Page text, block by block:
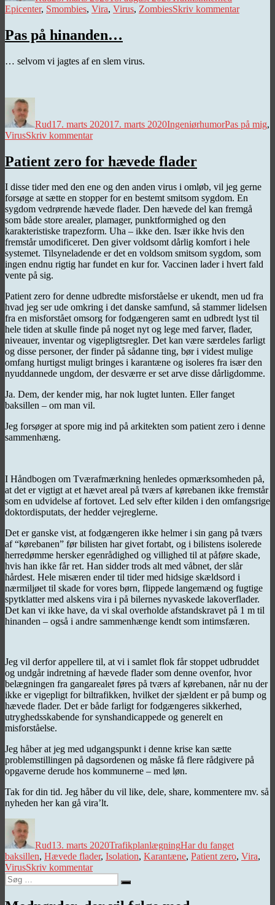
Epicenter, Smombies, Vira, Virus, ZombiesSkriv kommentartil
Pas på hinanden…
… selvom vi jagtes af en slem virus.
Rud17. marts 202017. marts 2020IngeniørhumorPas på mig,
VirusSkriv kommentartil
hinanden…
Patient zero for hævede flader
I disse tider med den ene og den anden virus i omløb, vil jeg gerne
forsøge at sætte en stopper for en bestemt smitsom sygdom. En
sygdom vedrørende hævede flader. Den hævede del kan fremgå
som både store arealer, plamager, punktformighed og den
karakteristiske trapezform. Uha – ikke den. Især ikke hvis den
fremstår umodificeret. Den giver voldsomt dårlig komfort i hele
systemet. Tilsyneladende er det en voldsom smitsom sygdom, som
ingen endnu rigtig har fundet en kur for. Vaccinen lader i hvert fald
vente på sig.
Patient zero for denne udbredte misforståelse er ukendt, men ud fra
hvad jeg ser ude omkring i det danske samfund, så stammer lidelsen
fra en misforstået omsorg for fodgængeren samt en udbredt lyst til
hele tiden at skulle finde på noget nyt og lege med farver, flader,
niveauer, inventar og vigepligtsregler. Det kan være særdeles farligt
og disse personer, der finder på sådanne ting, bør i videst mulige
omfang hurtigst muligt bringes i karantæne og isoleres fra især den
nyuddannede ungdom, der desværre er set arve disse dårligdomme.
Ja. Dem, der kender mig, har nok lugtet lunten. Eller fanget
baksillen – om man vil.
Jeg forsøger at spore mig ind på arkitekten som patient zero i denne
sammenhæng.
I Håndbogen om Tværafmærkning henledes opmærksomheden på,
at det er vigtigt at et hævet areal på tværs af kørebanen ikke fremstår
som en udvidelse af fortovet. Led selv efter kilden i den omfangsrige
doktordisputats, der hedder vejreglerne.
Det er ganske vist, at fodgængeren ikke helmer i sin gang på tværs
af “kørebanen” før bilisten har givet fortabt, og i bilistens isolerede
herredømme hersker egenrådighed og villighed til at påføre skade,
hvis han ikke får ret. Han sidder trods alt med våbnet, der slår
hårdest. Hele misæren ender til tider med hidsige skældsord i
nærmiljøet til skade for vores børn, flippede langemænd og fugtige
spytklatter med alskens vira i på bilernes nyvaskede lakoverflader.
Det kan vi ikke have, da vi skal overholde afstandskravet på 1 m til
hinanden – også i andre sammenhænge kendt som intimsfæren.
Jeg vil derfor appellere til, at vi i samlet flok får stoppet udbruddet
og undgår indretning af hævede flader som denne ovenfor, hvor
belægningen fra gangarealet føres på tværs af kørebanen, når nu der
ikke er vigepligt for biltrafikken, hvilket der sjældent er på bump og
hævede flader. Det er både farligt for fodgængeres sikkerhed,
utryghedsskabende for synshandicappede og generelt en
misforståelse.
Jeg håber at jeg med udgangspunkt i denne krise kan sætte
problemstillingen på dagsordenen og måske få flere rådgivere på
opgaverne derude hos kommunerne – med løn.
Tak for din tid. Jeg håber du vil like, dele, share, kommentere mv. så
nyheden her kan gå vira’lt.
Rud13. marts 2020TrafikplanlægningHar du fanget
baksillen, Hævede flader, Isolation, Karantæne, Patient zero, Vira,
VirusSkriv kommentartil
Patient
zero
Søg
efter:
Søg